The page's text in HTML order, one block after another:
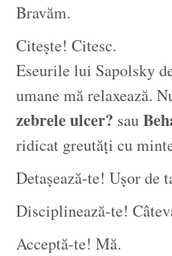
Bravăm.
Citește! Citesc.
Eseurile lui Sapolsky
umane mă relaxează.
zebrele ulcer? sau
ridicat greutăți cu
Detașează-te! Ușor de
Disciplinează-te!
Acceptă-te! Mă.